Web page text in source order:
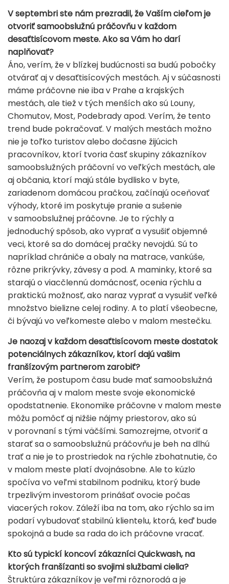
V septembri ste nám prezradil, že Vaším cieľom je
otvoriť samoobslužnú práčovňu v každom
desaťtisícovom meste. Ako sa Vám ho darí
naplňovať?
Áno, verím, že v blízkej budúcnosti sa budú pobočky
otvárať aj v desaťtisícových mestách. Aj v súčasnosti
máme práčovne nie iba v Prahe a krajských
mestách, ale tiež v tých menších ako sú Louny,
Chomutov, Most, Podebrady apod. Verím, že tento
trend bude pokračovať. V malých mestách možno
nie je toľko turistov alebo dočasne žijúcich
pracovníkov, ktorí tvoria časť skupiny zákazníkov
samoobslužných práčovní vo veľkých mestách, ale
aj občania, ktorí majú stále bydlisko v byte,
zariadenom domácou pračkou, začínajú oceňovať
výhody, ktoré im poskytuje pranie a sušenie
v samoobslužnej práčovne. Je to rýchly a
jednoduchý spôsob, ako vyprať a vysušiť objemné
veci, ktoré sa do domácej pračky nevojdú. Sú to
napríklad chrániče a obaly na matrace, vankúše,
rôzne prikrývky, závesy a pod. A maminky, ktoré sa
starajú o viacčlennú domácnosť, ocenia rýchlu a
praktickú možnosť, ako naraz vyprať a vysušiť veľké
množstvo bielizne celej rodiny. A to platí všeobecne,
či bývajú vo veľkomeste alebo v malom mestečku.
Je naozaj v každom desaťtisícovom meste dostatok
potenciálnych zákazníkov, ktorí dajú vašim
franšízovým partnerom zarobiť?
Verím, že postupom času bude mať samoobslužná
práčovňa aj v malom meste svoje ekonomické
opodstatnenie. Ekonomike práčovne v malom meste
môžu pomôcť aj nižšie nájmy priestorov, ako sú
v porovnaní s tými väčšími. Samozrejme, otvoriť a
starať sa o samoobslužnú práčovňu je beh na dlhú
trať a nie je to prostriedok na rýchle zbohatnutie, čo
v malom meste platí dvojnásobne. Ale to kúzlo
spočíva vo veľmi stabilnom podniku, ktorý bude
trpezlivým investorom prinášať ovocie počas
viacerých rokov. Záleží iba na tom, ako rýchlo sa im
podarí vybudovať stabilnú klientelu, ktorá, keď bude
spokojná a bude sa rada do ich práčovne vracať.
Kto sú typickí koncoví zákazníci Quickwash, na
ktorých franšízanti so svojimi službami cielia?
Štruktúra zákazníkov je veľmi rôznorodá a je